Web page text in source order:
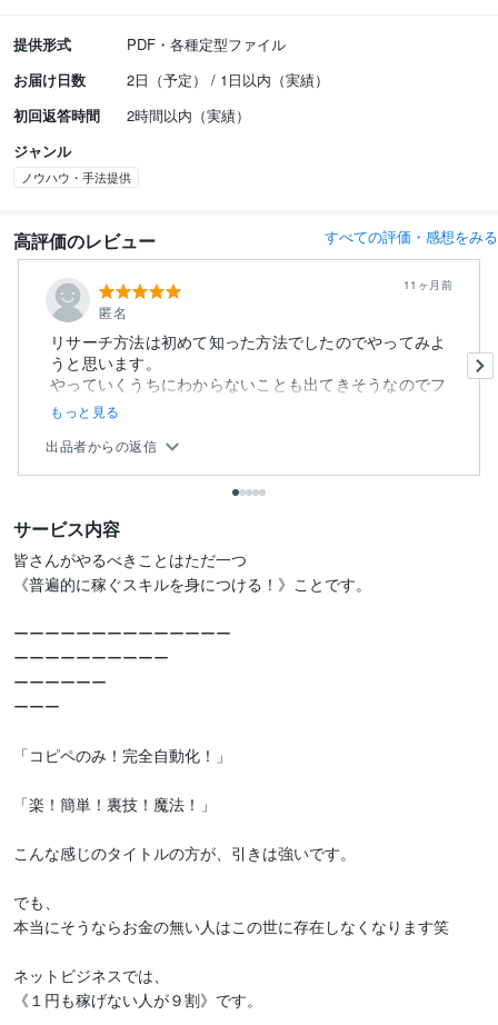
提供形式
PDF・各種定型ファイル
お届け日数
2日（予定） / 1日以内（実績）
初回返答時間
2時間以内（実績）
ジャンル
ノウハウ・手法提供
高評価のレビュー すべての評価・感想をみる
匿名
11ヶ月前
リサーチ方法は初めて知った方法でしたのでやってみよ
うと思います。
やっていくうちにわからないことも出てきそうなのでフ
ォロ...
もっと見る
出品者からの返信
サービス内容
皆さんがやるべきことはただ一つ
《普遍的に稼ぐスキルを身につける！》ことです。
ーーーーーーーーーーーーーー
ーーーーーーーーーー
ーーーーーー
ーーー
「コピペのみ！完全自動化！」
「楽！簡単！裏技！魔法！」
こんな感じのタイトルの方が、引きは強いです。
でも、
本当にそうならお金の無い人はこの世に存在しなくなります笑
ネットビジネスでは、
《１円も稼げない人が９割》です。